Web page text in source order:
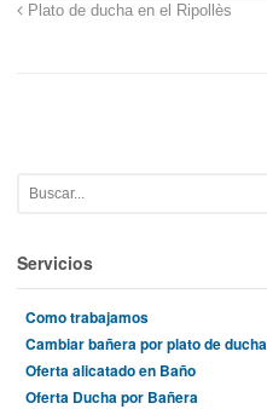
Plato de ducha en el Ripollès
Servicios
Como trabajamos
Cambiar bañera por plato de ducha
Oferta alicatado en Baño
Oferta Ducha por Bañera